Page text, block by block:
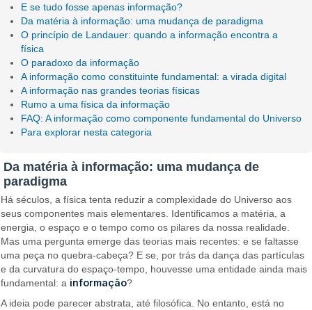
E se tudo fosse apenas informação?
Da matéria à informação: uma mudança de paradigma
O princípio de Landauer: quando a informação encontra a
física
O paradoxo da informação
A informação como constituinte fundamental: a virada digital
A informação nas grandes teorias físicas
Rumo a uma física da informação
FAQ: A informação como componente fundamental do Universo
Para explorar nesta categoria
Da matéria à informação: uma mudança de
paradigma
Há séculos, a física tenta reduzir a complexidade do Universo aos
seus componentes mais elementares. Identificamos a matéria, a
energia, o espaço e o tempo como os pilares da nossa realidade.
Mas uma pergunta emerge das teorias mais recentes: e se faltasse
uma peça no quebra-cabeça? E se, por trás da dança das partículas
e da curvatura do espaço-tempo, houvesse uma entidade ainda mais
fundamental: a informação?
A ideia pode parecer abstrata, até filosófica. No entanto, está no